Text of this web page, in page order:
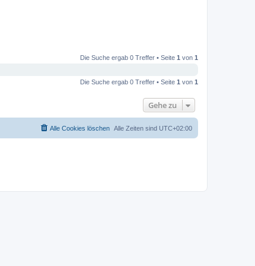
Die Suche ergab 0 Treffer • Seite 1 von 1
Die Suche ergab 0 Treffer • Seite 1 von 1
Gehe zu
Alle Zeiten sind UTC+02:00
Alle Cookies löschen